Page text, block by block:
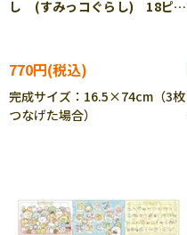
し (すみっコぐらし) 18ピー
770円
完成サイズ：16.5×74cm（3枚
つなげた場合）